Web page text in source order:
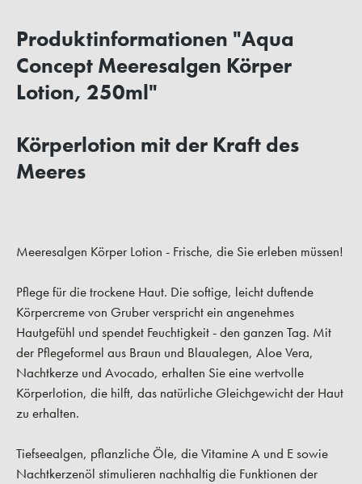
Produktinformationen "Aqua
Concept Meeresalgen Körper
Lotion, 250ml"
Körperlotion mit der Kraft des
Meeres
Meeresalgen Körper Lotion - Frische, die Sie erleben müssen!
Pflege für die trockene Haut. Die softige, leicht duftende
Körpercreme von Gruber verspricht ein angenehmes
Hautgefühl und spendet Feuchtigkeit - den ganzen Tag. Mit
der Pflegeformel aus Braun und Blaualegen, Aloe Vera,
Nachtkerze und Avocado, erhalten Sie eine wertvolle
Körperlotion, die hilft, das natürliche Gleichgewicht der Haut
zu erhalten.
Tiefseealgen, pflanzliche Öle, die Vitamine A und E sowie
Nachtkerzenöl stimulieren nachhaltig die Funktionen der